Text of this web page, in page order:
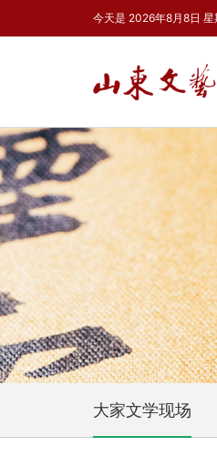
今天是 2026年8月8日 星
大家文学现场